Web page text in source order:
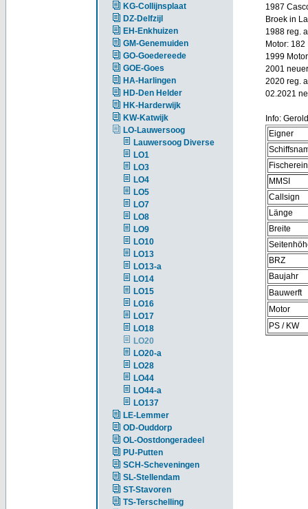
KG-Collijnsplaat
DZ-Delfzijl
EH-Enkhuizen
GM-Genemuiden
GO-Goedereede
GOE-Goes
HA-Harlingen
HD-Den Helder
HK-Harderwijk
KW-Katwijk
LO-Lauwersoog
Lauwersoog Diverse
LO1
LO3
LO4
LO5
LO7
LO8
LO9
LO10
LO13
LO13-a
LO14
LO15
LO16
LO17
LO18
LO20
LO20-a
LO28
LO44
LO44-a
LO137
LE-Lemmer
OD-Ouddorp
OL-Oostdongeradeel
PU-Putten
SCH-Scheveningen
SL-Stellendam
ST-Stavoren
TS-Terschelling
1987
Broek in
1988 reg.
Motor:
1999
2001
2020 reg.
02.2021
Info:
Eigner
MMSI
Callsign
Länge
Breite
BRZ
Baujahr
Bauwerft
Motor
PS / KW